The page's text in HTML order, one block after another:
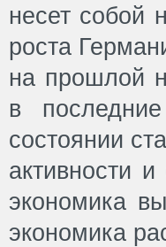
несет собой
роста
на прошлой
в
состоянии
активности
экономика
экономика